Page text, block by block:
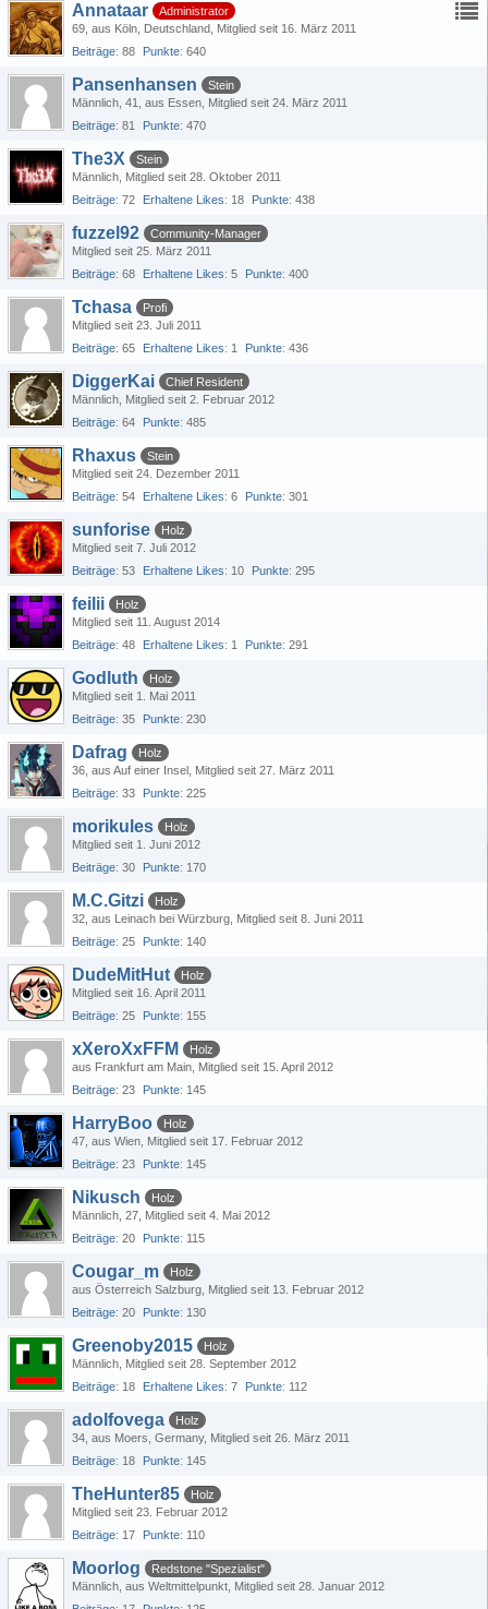
Annataar
Administrator
69 aus Köln, Deutschland Mitglied seit 16. März 2011
Beiträge 88 Punkte 640
Pansenhansen
Stein
Männlich 41 aus Essen Mitglied seit 24. März 2011
Beiträge 81 Punkte 470
The3X
Stein
Männlich Mitglied seit 28. Oktober 2011
Beiträge 72 Erhaltene Likes 18 Punkte 438
fuzzel92
Community-Manager
Mitglied seit 25. März 2011
Beiträge 68 Erhaltene Likes 5 Punkte 400
Tchasa
Profi
Mitglied seit 23. Juli 2011
Beiträge 65 Erhaltene Likes 1 Punkte 436
DiggerKai
Chief Resident
Männlich Mitglied seit 2. Februar 2012
Beiträge 64 Punkte 485
Rhaxus
Stein
Mitglied seit 24. Dezember 2011
Beiträge 54 Erhaltene Likes 6 Punkte 301
sunforise
Holz
Mitglied seit 7. Juli 2012
Beiträge 53 Erhaltene Likes 10 Punkte 295
feilii
Holz
Mitglied seit 11. August 2014
Beiträge 48 Erhaltene Likes 1 Punkte 291
Godluth
Holz
Mitglied seit 1. Mai 2011
Beiträge 35 Punkte 230
Dafrag
Holz
36 aus Auf einer Insel Mitglied seit 27. März 2011
Beiträge 33 Punkte 225
morikules
Holz
Mitglied seit 1. Juni 2012
Beiträge 30 Punkte 170
M.C.Gitzi
Holz
32 aus Leinach bei Würzburg Mitglied seit 8. Juni 2011
Beiträge 25 Punkte 140
DudeMitHut
Holz
Mitglied seit 16. April 2011
Beiträge 25 Punkte 155
xXeroXxFFM
Holz
aus Frankfurt am Main Mitglied seit 15. April 2012
Beiträge 23 Punkte 145
HarryBoo
Holz
47 aus Wien Mitglied seit 17. Februar 2012
Beiträge 23 Punkte 145
Nikusch
Holz
Männlich 27 Mitglied seit 4. Mai 2012
Beiträge 20 Punkte 115
Cougar_m
Holz
aus Österreich Salzburg Mitglied seit 13. Februar 2012
Beiträge 20 Punkte 130
Greenoby2015
Holz
Männlich Mitglied seit 28. September 2012
Beiträge 18 Erhaltene Likes 7 Punkte 112
adolfovega
Holz
34 aus Moers, Germany Mitglied seit 26. März 2011
Beiträge 18 Punkte 145
TheHunter85
Holz
Mitglied seit 23. Februar 2012
Beiträge 17 Punkte 110
Moorlog
Redstone "Spezialist"
Männlich aus Weltmittelpunkt Mitglied seit 28. Januar 2012